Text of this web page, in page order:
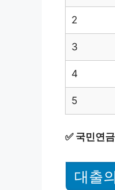
2
3
4
5
✅ 국민연
대출